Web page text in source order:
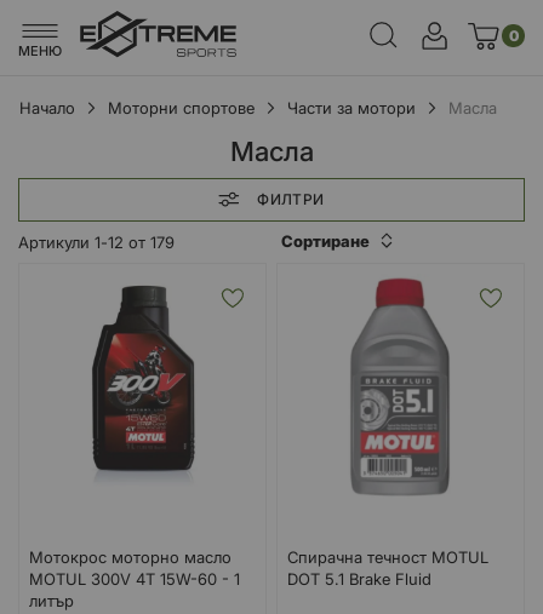
МЕНЮ
0
Начало Моторни спортове Части за мотори Масла
Масла
ФИЛТРИ
Артикули 1-12 от 179 Сортиране
Мотокрос моторно масло
MOTUL 300V 4T 15W-60 - 1
литър
Спирачна течност MOTUL
DOT 5.1 Brake Fluid